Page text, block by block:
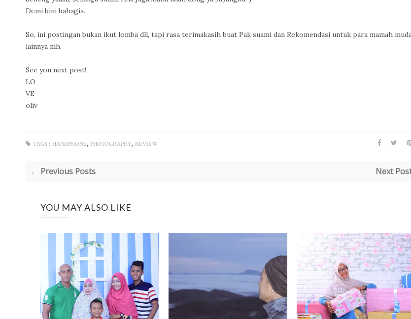
Demi bini bahagia.
So, ini postingan bukan ikut lomba dll, tapi rasa terimakasih buat Pak suami dan Rekomendasi untuk para mamah
lainnya nih.
See you next post!
LO
VE
oliv
TAGS : HANDPHONE, PHOTOGRAPHY, REVIEW
← Previous Posts Next
YOU MAY ALSO LIKE